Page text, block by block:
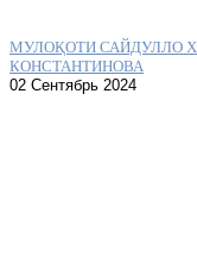
МУЛОҚОТИ САЙДУЛЛО
КОНСТАНТИНОВА
02 Сентябрь 2024